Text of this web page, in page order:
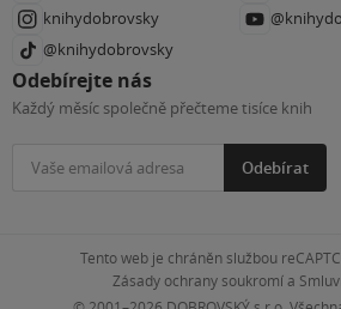
knihydobrovsky
@knihydobrovsky
Odebírejte nás
Každý měsíc společně přečteme tisíce knih
Odebírat
Tento web je chráněn službou
Zásady ochrany soukromía